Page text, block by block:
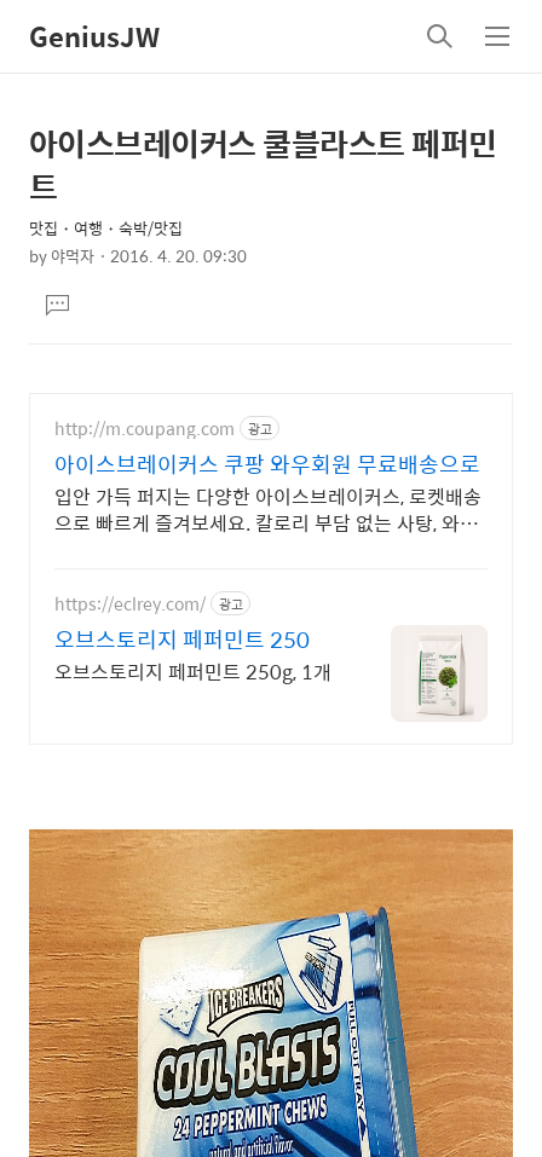
GeniusJW
검
색
메
뉴
상
세
컨
텐
본
제
목
아이스브레이커스 쿨블라스트 페퍼민
트
맛집・여행・숙박/맛집
by야먹자 2016. 4. 20. 09:30
문댓
글
http://m.coupang.com 광고
아이스브레이커스 쿠팡 와우회원 무료배송으로
입안 가득 퍼지는 다양한 아이스브레이커스, 로켓배송
으로 빠르게 즐겨보세요. 칼로리 부담 없는 사탕, 와우
https://eclrey.com/ 광고
오브스토리지 페퍼민트 250
오브스토리지 페퍼민트 250g, 1개